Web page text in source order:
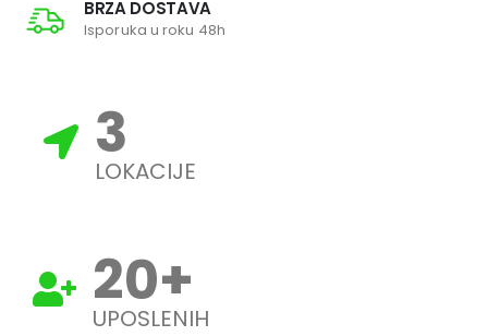
BRZA DOSTAVA
Isporuka u roku 48h
3
LOKACIJE
20+
UPOSLENIH